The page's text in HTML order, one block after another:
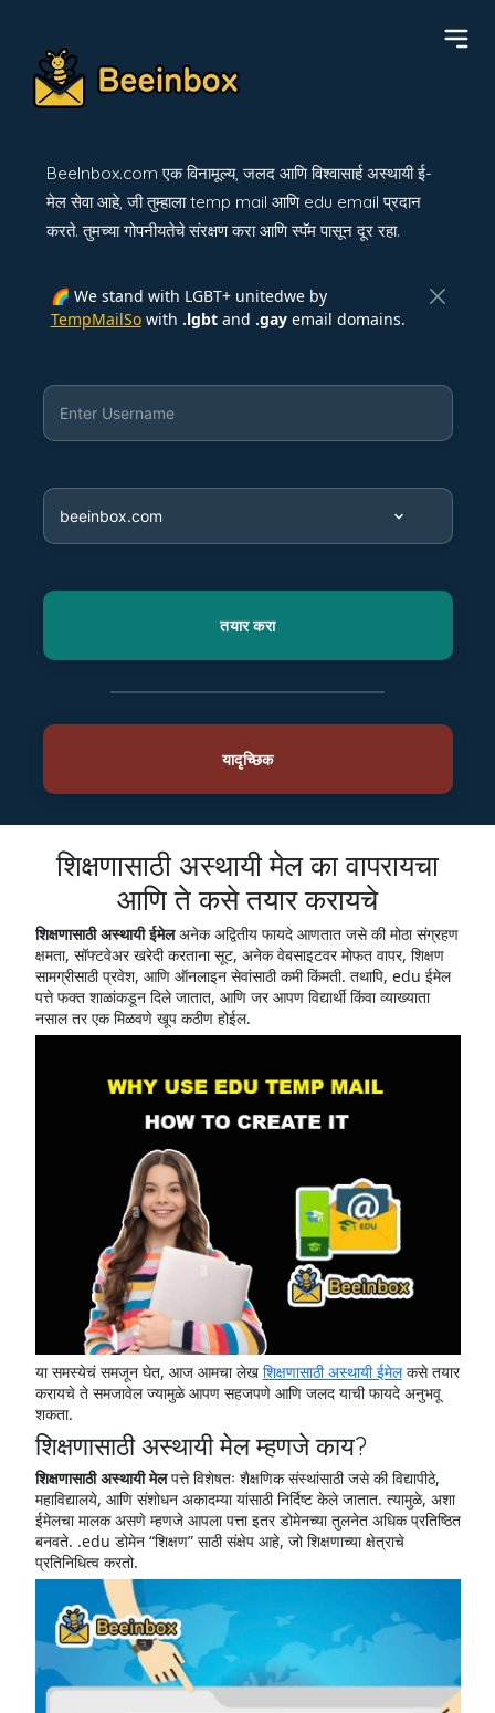
BeeInbox.com एक विनामूल्य, जलद आणि विश्वासार्ह अस्थायी ई-
मेल सेवा आहे, जी तुम्हाला temp mail आणि edu email प्रदान
करते. तुमच्या गोपनीयतेचे संरक्षण करा आणि स्पॅम पासून दूर रहा.
🌈 We stand with LGBT+ unitedwe by
TempMailSowith .lgbtand .gayemail domains.
शिक्षणासाठी अस्थायी मेल का वापरायचा
आणि ते कसे तयार करायचे
शिक्षणासाठी अस्थायी ईमेलअनेक अद्वितीय फायदे आणतात जसे की मोठा संग्रहण
क्षमता, सॉफ्टवेअर खरेदी करताना सूट, अनेक वेबसाइटवर मोफत वापर, शिक्षण
सामग्रीसाठी प्रवेश, आणि ऑनलाइन सेवांसाठी कमी किंमती. तथापि, edu ईमेल
पत्ते फक्त शाळांकडून दिले जातात, आणि जर आपण विद्यार्थी किंवा व्याख्याता
नसाल तर एक मिळवणे खूप कठीण होईल.
या समस्येचं समजून घेत, आज आमचा लेख शिक्षणासाठी अस्थायी ईमेलकसे तयार
करायचे ते समजावेल ज्यामुळे आपण सहजपणे आणि जलद याची फायदे अनुभवू
शकता.
शिक्षणासाठी अस्थायी मेल म्हणजे काय?
शिक्षणासाठी अस्थायी मेलपत्ते विशेषतः शैक्षणिक संस्थांसाठी जसे की विद्यापीठे,
महाविद्यालये, आणि संशोधन अकादम्या यांसाठी निर्दिष्ट केले जातात. त्यामुळे, अशा
ईमेलचा मालक असणे म्हणजे आपला पत्ता इतर डोमेनच्या तुलनेत अधिक प्रतिष्ठित
बनवते. .edu डोमेन “शिक्षण” साठी संक्षेप आहे, जो शिक्षणाच्या क्षेत्राचे
प्रतिनिधित्व करतो.